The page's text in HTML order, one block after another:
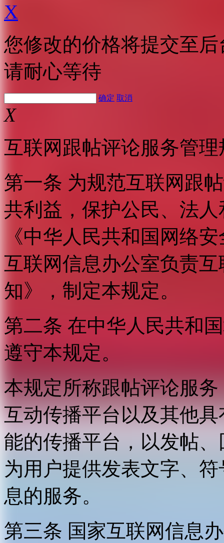
X
您修改的价格将提交至
请耐心等待
确定 取消
X
互联网跟帖评论服务管理
第一条 为规范互联网跟
共利益，保护公民、法
《中华人民共和国网络
互联网信息办公室负责
知》，制定本规定。
第二条 在中华人民共和
遵守本规定。
本规定所称跟帖评论服
互动传播平台以及其他
能的传播平台，以发帖
为用户提供发表文字、
息的服务。
第三条 国家互联网信息